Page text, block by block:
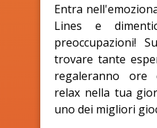
Entra
Lines e
preoccupazioni!
trovare tante
regaleranno ore
relax nella tua
uno dei migliori